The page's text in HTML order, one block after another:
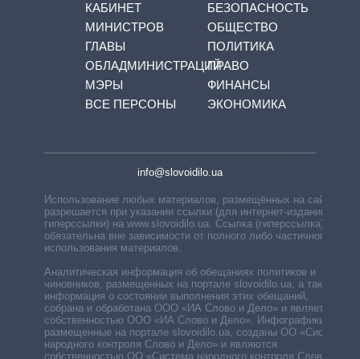
КАБИНЕТ
МИНИСТРОВ
ГЛАВЫ
ОБЛАДМИНИСТРАЦИЙ
МЭРЫ
ВСЕ ПЕРСОНЫ
БЕЗОПАСНОСТЬ
ОБЩЕСТВО
ПОЛИТИКА
ПРАВО
ФИНАНСЫ
ЭКОНОМИКА
info@slovoidilo.ua
Использование любых материалов, размещённых на сайте,
разрешается при указании ссылки (для интернет-изданий —
гиперссылки) на www.slovoidilo.ua. Ссылка (гиперссылка)
обязательна вне зависимости от полного либо частичного
использования материалов.
Аналитическая информация об обещаниях политиков и
чиновников, размещенных на портале slovoidilo.ua, а также
информация о состоянии выполнения этих обещаний,
собрана и обработана ООО «ИА Слово и Дело» и является
собственностью ООО «ИА Слово и Дело». Инфографики,
размещенные на портале slovoidilo.ua, созданы ОО «Система
народного контроля Слово и Дело» и являются
собственностью ОО «Система народного контроля Слово и